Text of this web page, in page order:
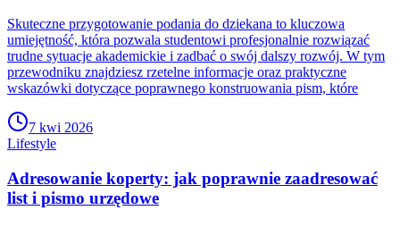
Skuteczne przygotowanie podania do dziekana to kluczowa
umiejętność, która pozwala studentowi profesjonalnie rozwiązać
trudne sytuacje akademickie i zadbać o swój dalszy rozwój. W tym
przewodniku znajdziesz rzetelne informacje oraz praktyczne
wskazówki dotyczące poprawnego konstruowania pism, które
7 kwi 2026
Lifestyle
Adresowanie koperty: jak poprawnie zaadresować
list i pismo urzędowe